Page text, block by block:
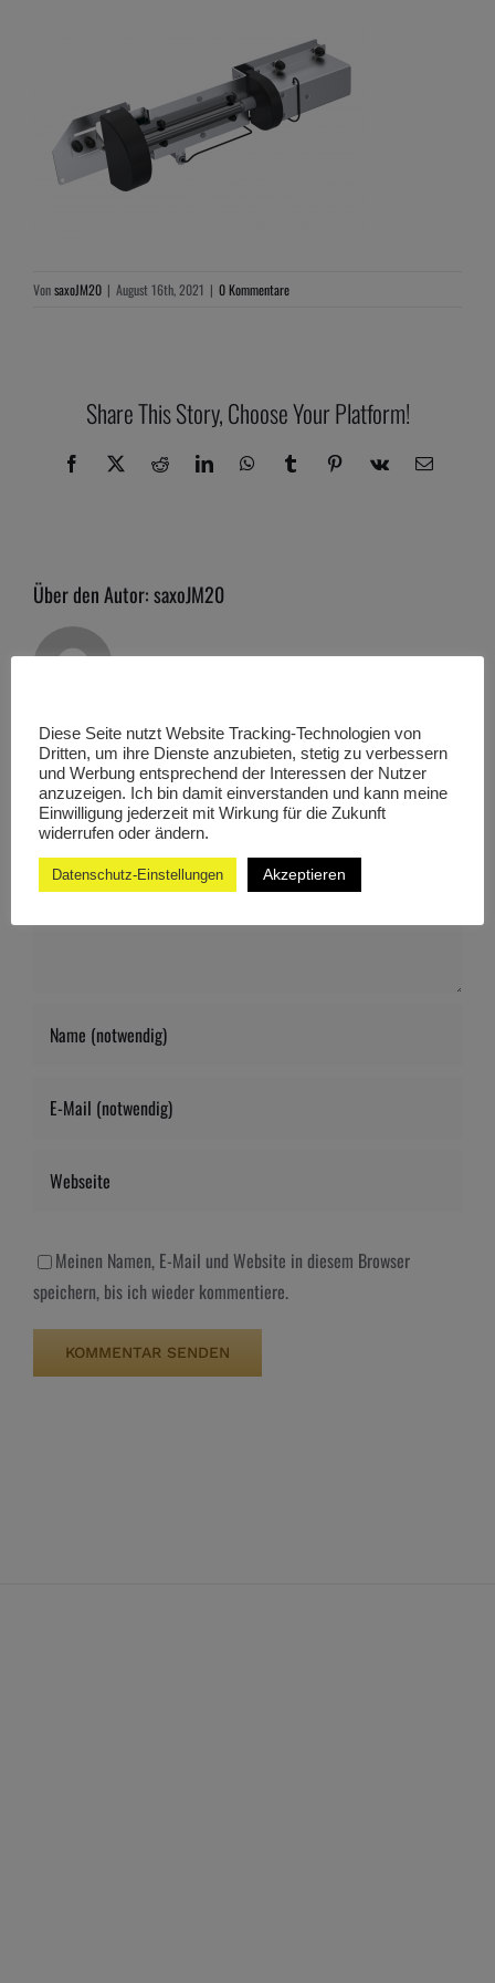
VonsaxoJM20 | August 16th, 2021 | 0 Kommentare
Share This Story, Choose Your Platform!
Facebook
X RedditLinkedInWhatsAppTumblrPinterest
Vk
E-
Über den Autor:saxoJM20
Hinterlasse einen Kommentar
Kommentar
Meinen Namen, E-Mail und Website in diesem Browser
speichern, bis ich wieder kommentiere.
Diese Seite nutzt Website Tracking-Technologien von
Dritten, um ihre Dienste anzubieten, stetig zu verbessern
und Werbung entsprechend der Interessen der Nutzer
anzuzeigen. Ich bin damit einverstanden und kann meine
Einwilligung jederzeit mit Wirkung für die Zukunft
widerrufen oder ändern.
Datenschutz-Einstellungen Akzeptieren